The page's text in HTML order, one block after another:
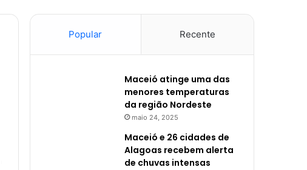
Popular Recente
Maceió atinge uma das
menores temperaturas
da região Nordeste
maio 24, 2025
Maceió e 26 cidades de
Alagoas recebem alerta
de chuvas intensas